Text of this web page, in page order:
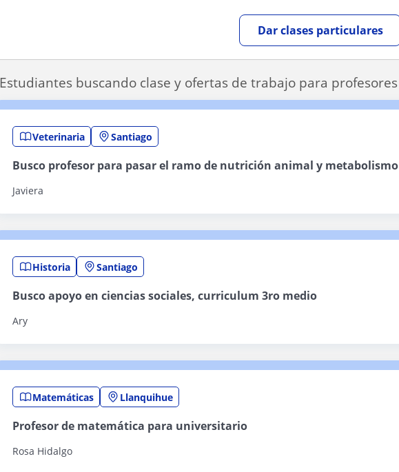
Dar clases particulares
Estudiantes buscando clase y ofertas de trabajo para profesores
Veterinaria Santiago
Javiera
Busco profesor para pasar el ramo de nutrición animal y metabolismo
Historia Santiago
Ary
Busco apoyo en ciencias sociales, curriculum 3ro medio
Matemáticas Llanquihue
Rosa Hidalgo
Profesor de matemática para universitario